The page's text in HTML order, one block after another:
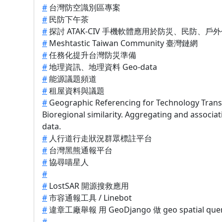
# 台灣防空識別區專案
# 民防下午茶
#探討 ATAK-CIV 手機軟體應用於防災、民防、戶
# Meshtastic Taiwan Community 臺灣鏈網
#任務化提升台灣防災準備
#地理資訊、地理資料 Geo-data
#能源議題頻道
#租屋資料與議題
# Geographic Referencing for Technology
Bioregional similarity. Aggregating and
data.
# 人行道行走狀況群眾標註平台
# 台灣黑熊通報平台
#協尋喵星人
#
# LostSAR 開源搜救應用
#市容通報工具 / Linebot
#違章工廠舉報 用 GeoDjango 做 geo spatial